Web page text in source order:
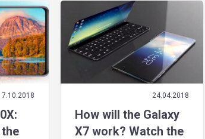
24.04.2018
How will the Galaxy
X7 work? Watch the